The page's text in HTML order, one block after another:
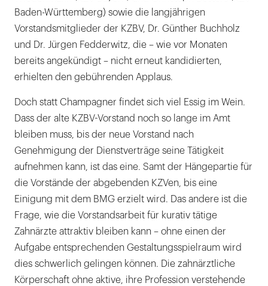
Baden-Württemberg) sowie die langjährigen
Vorstandsmitglieder der KZBV, Dr. Günther Buchholz
und Dr. Jürgen Fedderwitz, die – wie vor Monaten
bereits angekündigt – nicht erneut kandidierten,
erhielten den gebührenden Applaus.
Doch statt Champagner findet sich viel Essig im Wein.
Dass der alte KZBV-Vorstand noch so lange im Amt
bleiben muss, bis der neue Vorstand nach
Genehmigung der Dienstverträge seine Tätigkeit
aufnehmen kann, ist das eine. Samt der Hängepartie für
die Vorstände der abgebenden KZVen, bis eine
Einigung mit dem BMG erzielt wird. Das andere ist die
Frage, wie die Vorstandsarbeit für kurativ tätige
Zahnärzte attraktiv bleiben kann – ohne einen der
Aufgabe entsprechenden Gestaltungsspielraum wird
dies schwerlich gelingen können. Die zahnärztliche
Körperschaft ohne aktive, ihre Profession verstehende